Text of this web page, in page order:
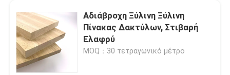
Αδιάβροχη Ξύλινη Ξύλινη
Πίνακας Δακτύλων, Στιβαρή
Ελαφρύ
MOQ：30 τετραγωνικό μέτρο